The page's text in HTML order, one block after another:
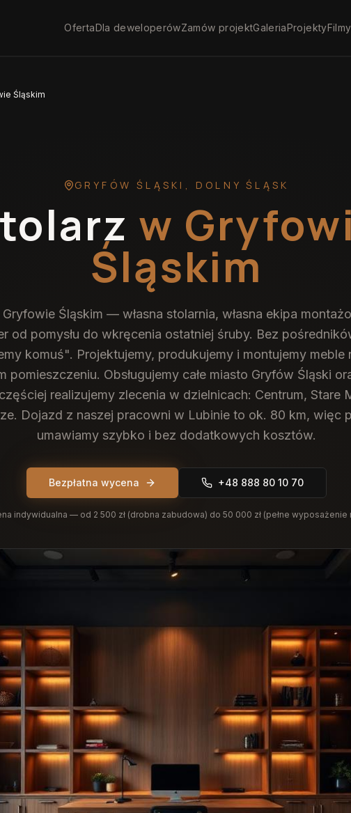
OfertaDla deweloperówZamów projektGaleriaProjektyFilmy
Śląskim
GRYFÓW ŚLĄSKI , DOLNY ŚLĄSK
w
Śląskim
Śląskim — własna stolarnia, własna ekipa
od pomysłu do wkręcenia ostatniej śruby. Bez
komuś". Projektujemy, produkujemy i montujemy meble
pomieszczeniu. Obsługujemy całe miasto Gryfów Śląski
realizujemy zlecenia w dzielnicach: Centrum, Stare
Dojazd z naszej pracowni w Lubinie to ok. 80 km, więc
umawiamy szybko i bez dodatkowych kosztów.
Bezpłatna wycena +48 888 80 10 70
indywidualna — od 2 500 zł (drobna zabudowa) do 50 000 zł (pełne wyposażenie